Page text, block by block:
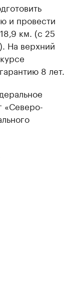
и провести
км. (с 25
На верхний
8 лет.
«Северо-